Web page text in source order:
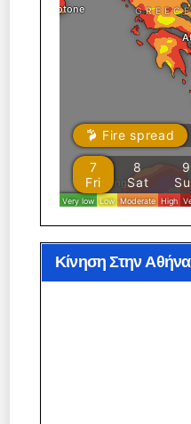
Κίνηση Στην Αθήνα